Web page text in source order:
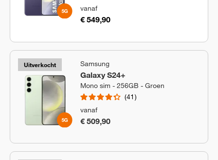
vanaf
€ 549,90
Uitverkocht Samsung
Galaxy S24+
Mono sim - 256GB - Groen
41
vanaf
€ 509,90